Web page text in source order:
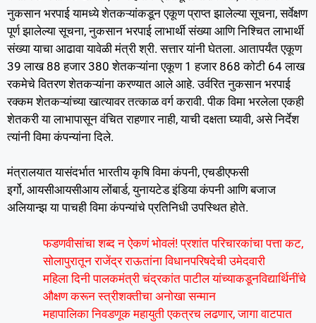
नुकसान भरपाई यामध्ये शेतकऱ्यांकडून एकूण प्राप्त झालेल्या सूचना, सर्वेक्षण
पूर्ण झालेल्या सूचना, नुकसान भरपाई लाभार्थी संख्या आणि निश्चित लाभार्थी
संख्या याचा आढावा यावेळी मंत्री श्री. सत्तार यांनी घेतला. आतापर्यंत एकूण
39 लाख 88 हजार 380 शेतकऱ्यांना एकूण 1 हजार 868 कोटी 64 लाख
रकमेचे वितरण शेतकऱ्यांना करण्यात आले आहे. उर्वरित नुकसान भरपाई
रक्कम शेतकऱ्यांच्या खात्यावर तत्काळ वर्ग करावी. पीक विमा भरलेला एकही
शेतकरी या लाभापासून वंचित राहणार नाही, याची दक्षता घ्यावी, असे निर्देश
त्यांनी विमा कंपन्यांना दिले.
मंत्रालयात यासंदर्भात भारतीय कृषि विमा कंपनी, एचडीएफसी
इर्गो, आयसीआयसीआय लोंबार्ड, युनायटेड इंडिया कंपनी आणि बजाज
अलियान्झ या पाचही विमा कंपन्यांचे प्रतिनिधी उपस्थित होते.
फडणवीसांचा शब्द न ऐकणं भोवलं! प्रशांत परिचारकांचा पत्ता कट,
सोलापुरातून राजेंद्र राऊतांना विधानपरिषदेची उमेदवारी
महिला दिनी पालकमंत्री चंद्रकांत पाटील यांच्याकडूनविद्यार्थिनींचे
औक्षण करून स्त्रीशक्तीचा अनोखा सन्मान
महापालिका निवडणूक महायुती एकत्रच लढणार, जागा वाटपात